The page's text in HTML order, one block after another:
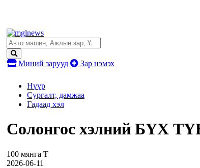
Миний зарууд Зар нэмэх
Нүүр
Сургалт, дамжаа
Гадаад хэл
Солонгос хэлний БҮХ
100 мянга ₮
2026-06-11